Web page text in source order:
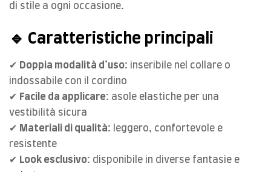
di stile a ogni occasione.
🔹 Caratteristiche principali
✔ Doppia modalità d’uso: inseribile nel collare o
indossabile con il cordino
✔ Facile da applicare: asole elastiche per una
vestibilità sicura
✔ Materiali di qualità: leggero, confortevole e
resistente
✔ Look esclusivo: disponibile in diverse fantasie e